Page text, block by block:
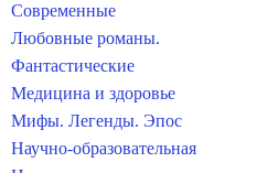
Современные
Любовные романы.
Фантастические
Медицина и здоровье
Мифы. Легенды. Эпос
Научно-образовательная